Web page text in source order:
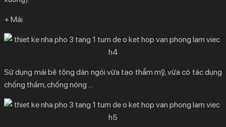
+ Mái
Sử dụng mái bê tông dán ngói vừa tạo thẩm mỹ, vừa có tác dụng
chống thấm, chống nóng …